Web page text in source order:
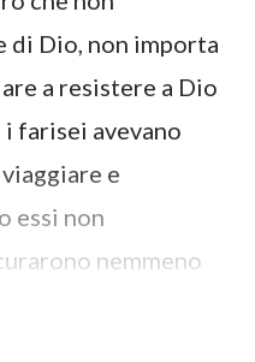
di Dio, non importa
a resistere a Dio
farisei avevano
e
essi non
nemmeno
cooperarono con
così un orribile